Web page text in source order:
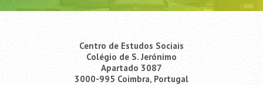
Centro de Estudos Sociais
Colégio de S. Jerónimo
Apartado 3087
3000-995 Coimbra, Portugal